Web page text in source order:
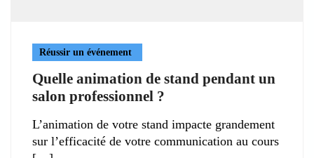
Réussir un événement
Quelle animation de stand pendant un
salon professionnel ?
L’animation de votre stand impacte grandement
sur l’efficacité de votre communication au cours